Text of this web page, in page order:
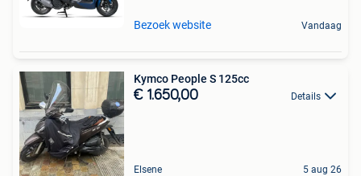
Bezoek website Vandaag
Kymco People S 125cc
€ 1.650,00 Details
Elsene 5 aug 26